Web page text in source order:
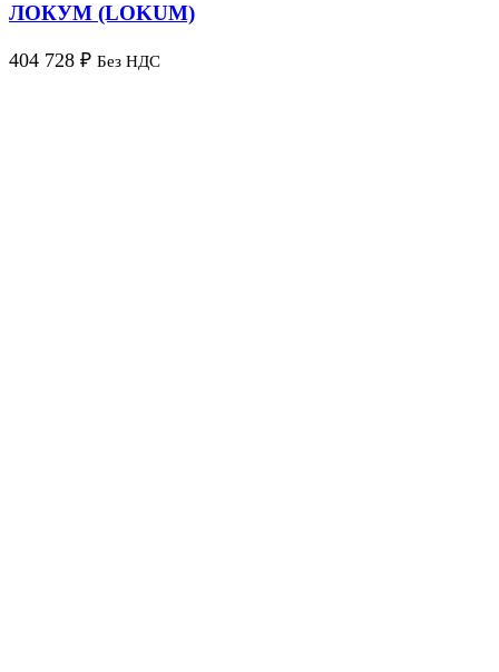
ЛОКУМ (LOKUM)
404 728 ₽ Без НДС